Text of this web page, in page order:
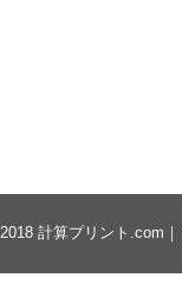
計算プリント.com